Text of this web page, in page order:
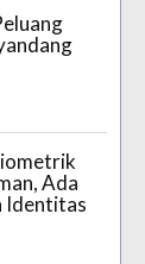
Ada
Identitas